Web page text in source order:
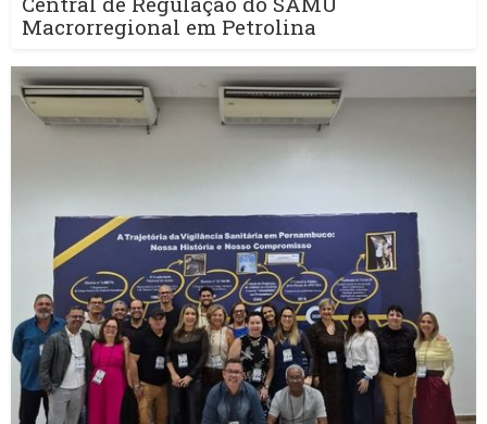
Macrorregional em Petrolina